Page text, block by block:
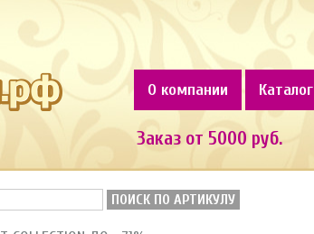
О компании Каталог
Заказ от 5000 руб.
ПОИСК ПО АРТИКУЛУ